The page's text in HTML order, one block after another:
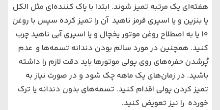
هفته‌ای یک مرتبه تمیز شوند. ابتدا با پاک کننده‌ای مثل الکل
یا بنزین و یا اسپری قرمز ناهید آن را تمیز کرده سپس با روغن
10 یا به اصطلاح روغن موتور یخچال و یا اسپری آبی ناهید چرب
کنید. همچنین در مورد سالم بودن دندانه تسمه‌ها و عدم
پُرشدن حفره‌های روی پولی موتورها باید دقت لازم را داشته
باشید. در زمان‌های یک ماهه چک شود و در صورت نیاز به
تمیز کردن پولی اقدام کنید. تسمه‌های بدون دندانه یا ترک
خورده را نیز تعویض کنید.